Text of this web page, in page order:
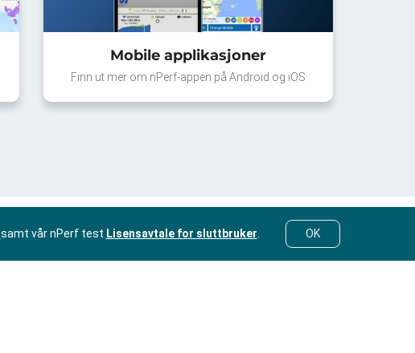
Mobile applikasjoner
Finn ut mer om nPerf-appen på Android og iOS
samt vår nPerf test Lisensavtale for sluttbruker OK